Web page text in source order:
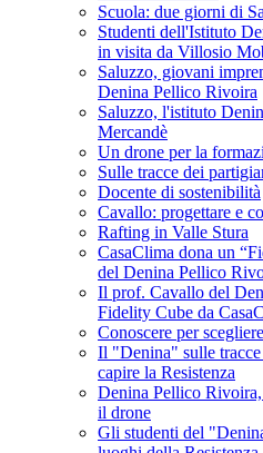
Scuola: due giorni di
Studenti dell'Istituto
in visita da Villosio
Saluzzo, giovani
Denina Pellico Rivoira
Saluzzo, l'istituto
Mercandè
Un drone per la
Sulle tracce dei
Docente di sostenibilità
Cavallo: progettare e
Rafting in Valle Stura
CasaClima dona un
del Denina Pellico
Il prof. Cavallo del
Fidelity Cube da
Conoscere per scegliere
Il "Denina" sulle
capire la Resistenza
Denina Pellico
il drone
Gli studenti del